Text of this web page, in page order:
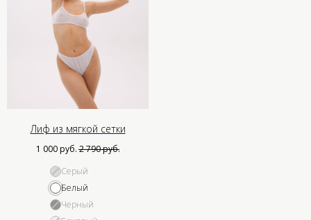
Лиф из мягкой сетки
1 000 руб. 2 790руб.
Cерый
Белый
Черный